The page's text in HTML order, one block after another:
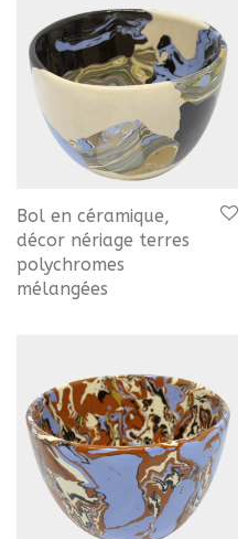
Bol en céramique,
décor nériage terres
polychromes
mélangées